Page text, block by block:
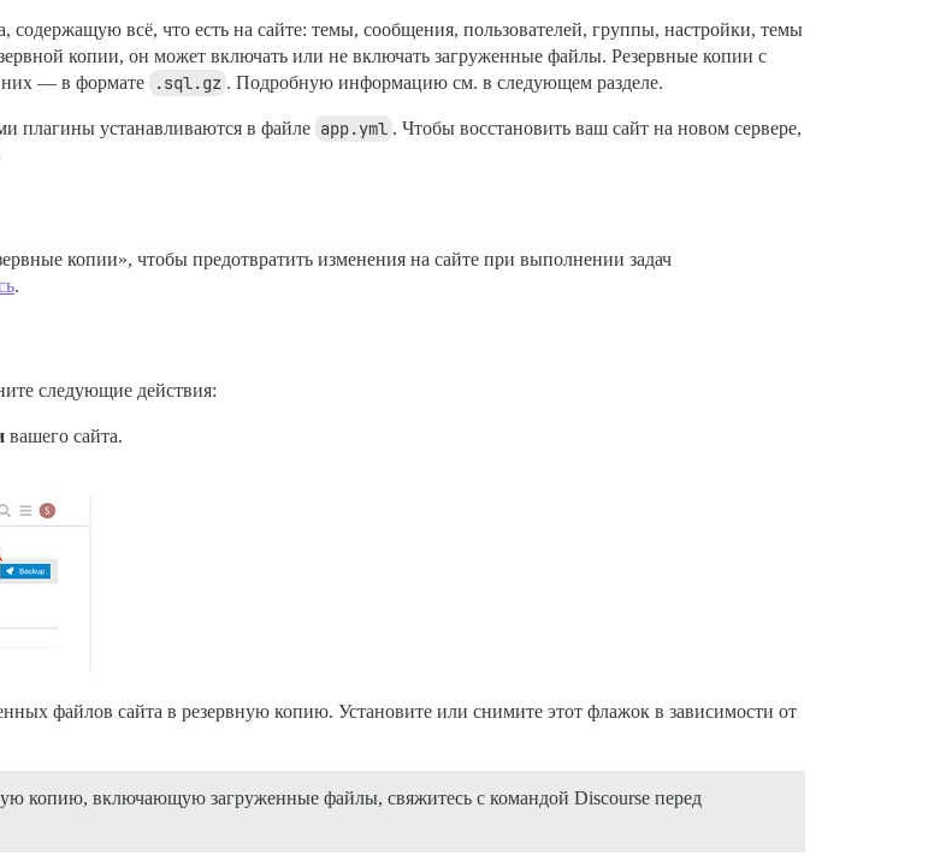
всё, что есть на сайте: темы, сообщения, пользователей, группы, настройки, темы
копии, он может включать или не включать загруженные файлы. Резервные копии с
них — в формате .sql.gz . Подробную информацию см. в следующем разделе.
плагины устанавливаются в файле app.yml . Чтобы восстановить ваш сайт на новом сервере,
копии», чтобы предотвратить изменения на сайте при выполнении задач
.
следующие действия:
вашего сайта.
файлов сайта в резервную копию. Установите или снимите этот флажок в зависимости от
копию, включающую загруженные файлы, свяжитесь с командой Discourse перед